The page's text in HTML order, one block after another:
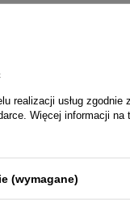
realizacji usług zgodnie z
Więcej informacji
(wymagane)